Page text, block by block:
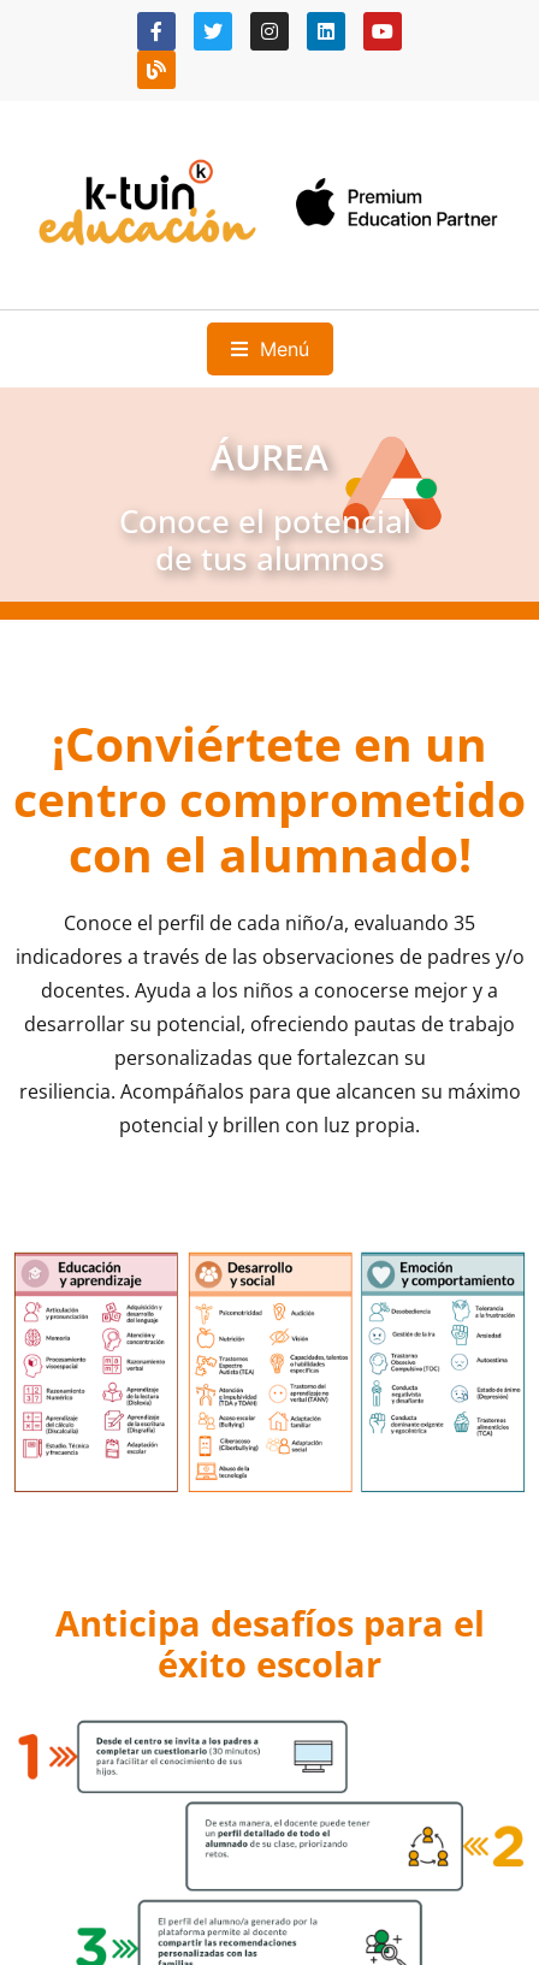
Menú
ÁUREA
Conoce el potencial
de tus alumnos
¡Conviértete en un
centro comprometido
con el alumnado!
Conoce el perfil de cada niño/a, evaluando 35
indicadores a través de las observaciones de padres y/o
docentes. Ayuda a los niños a conocerse mejor y a
desarrollar su potencial, ofreciendo pautas de trabajo
personalizadas que fortalezcan su
resiliencia. Acompáñalos para que alcancen su máximo
potencial y brillen con luz propia.
Anticipa desafíos para el
éxito escolar